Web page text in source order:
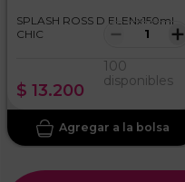
SPLASH ROSS D ELENx150ml
CHIC
$ 13.200
＋
－
100
disponibles